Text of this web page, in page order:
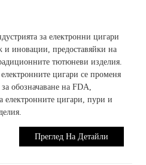
за електронни цигари
и иновации, предоставяйки на
тютюневи изделия.
цигари се променя
обозначаване на FDA,
електронните цигари, пури и
Преглед На Детайли